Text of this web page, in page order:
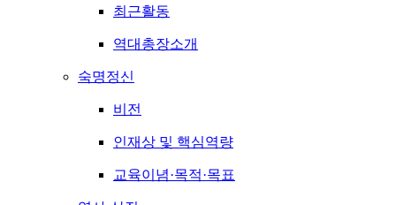
최근활동
역대총장소개
숙명정신
비전
인재상 및 핵심역량
교육이념·목적·목표